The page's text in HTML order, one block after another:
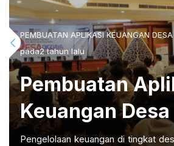
PEMBUATAN APLIKASI KEUANGAN DESA
pada2 tahun lalu
Pembuatan
Keuangan Desa
Pengelolaan keuangan di tingkat